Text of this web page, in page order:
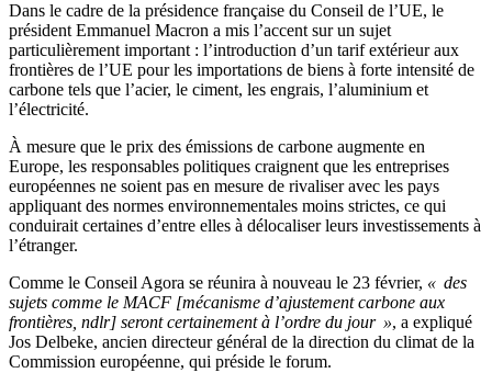
Dans le cadre de la présidence française du Conseil de l’UE, le
président Emmanuel Macron a mis l’accent sur un sujet
particulièrement important : l’introduction d’un tarif extérieur aux
frontières de l’UE pour les importations de biens à forte intensité de
carbone tels que l’acier, le ciment, les engrais, l’aluminium et
l’électricité.
À mesure que le prix des émissions de carbone augmente en
Europe, les responsables politiques craignent que les entreprises
européennes ne soient pas en mesure de rivaliser avec les pays
appliquant des normes environnementales moins strictes, ce qui
conduirait certaines d’entre elles à délocaliser leurs investissements à
l’étranger.
Comme le Conseil Agora se réunira à nouveau le 23 février, « des
sujets comme le MACF [mécanisme d’ajustement carbone aux
frontières, ndlr] seront certainement à l’ordre du jour », a expliqué
Jos Delbeke, ancien directeur général de la direction du climat de la
Commission européenne, qui préside le forum.